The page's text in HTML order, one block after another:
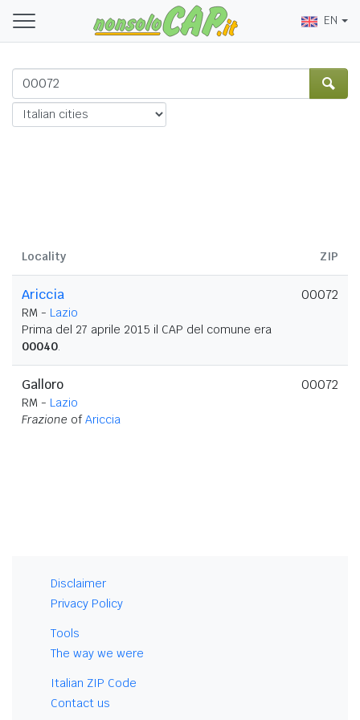
EN
Locality ZIP
Ariccia
RM - Lazio
Prima del 27 aprile 2015 il CAP del comune era
00040.
00072
Galloro
RM - Lazio
Frazione ofAriccia
00072
Disclaimer
Privacy Policy
Tools
The way we were
Italian ZIP Code
Contact us